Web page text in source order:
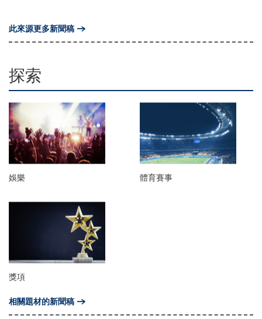
此來源更多新聞稿
探索
娛樂 體育賽事
獎項
相關題材的新聞稿